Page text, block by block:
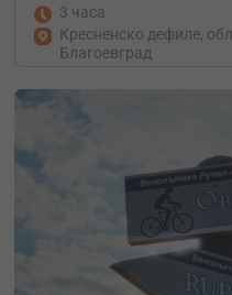
3 часа
Кресненско дефиле, обл.
Благоевград